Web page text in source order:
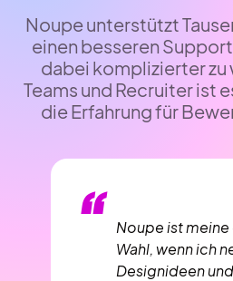
Noupe unterstützt
einen besseren
dabei komplizierter zu
Teams und Recruiter ist
die Erfahrung für
Noupe ist meine
Wahl, wenn ich
Designideen und
“